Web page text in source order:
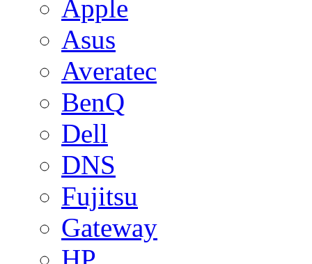
Apple
Asus
Averatec
BenQ
Dell
DNS
Fujitsu
Gateway